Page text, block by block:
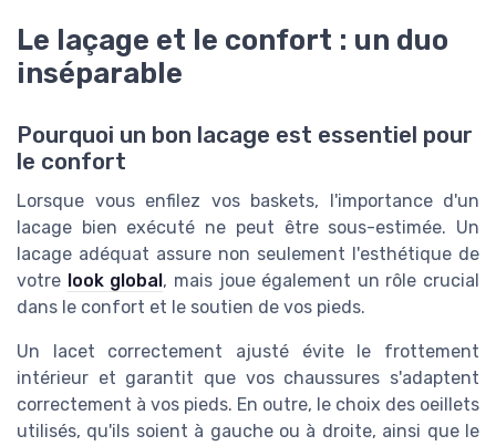
Le laçage et le confort : un duo
inséparable
Pourquoi un bon lacage est essentiel pour
le confort
Lorsque vous enfilez vos baskets, l'importance d'un
lacage bien exécuté ne peut être sous-estimée. Un
lacage adéquat assure non seulement l'esthétique de
votre look global, mais joue également un rôle crucial
dans le confort et le soutien de vos pieds.
Un lacet correctement ajusté évite le frottement
intérieur et garantit que vos chaussures s'adaptent
correctement à vos pieds. En outre, le choix des oeillets
utilisés, qu'ils soient à gauche ou à droite, ainsi que le